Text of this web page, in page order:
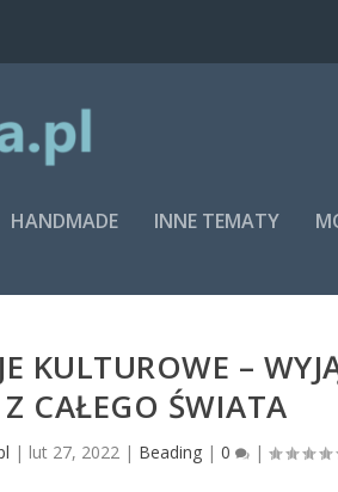
HANDMADE INNE TEMATY
KULTUROWE –
Z CAŁEGO ŚWIATA
| lut 27, 2022 | Beading |0 |